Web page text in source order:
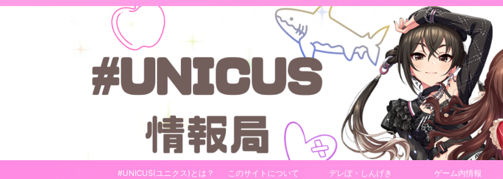
#UNICUS(ユニクス)とは？ このサイトについて デレぽ・しんげき ゲーム内情報